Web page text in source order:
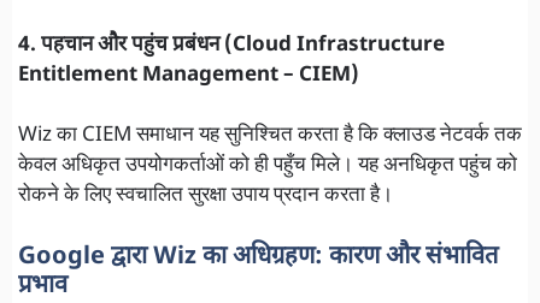
4. पहचान और पहुंच प्रबंधन (Cloud Infrastructure
Entitlement Management – CIEM)
Wiz का CIEM समाधान यह सुनिश्चित करता है कि क्लाउड नेटवर्क तक
केवल अधिकृत उपयोगकर्ताओं को ही पहुँच मिले। यह अनधिकृत पहुंच को
रोकने के लिए स्वचालित सुरक्षा उपाय प्रदान करता है।
Google द्वारा Wiz का अधिग्रहण: कारण और संभावित
प्रभाव